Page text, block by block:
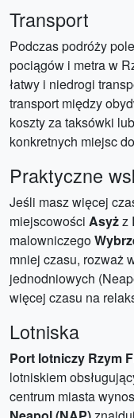
Transport
Podczas podróży
pociągów i metra w
łatwy i niedrogi
transport między
koszty za taksówki
konkretnych miejsc
Praktyczne
Jeśli masz więcej
miejscowości Asyżz
malowniczego
mniej czasu, rozważ
jednodniowych
więcej czasu na
Lotniska
Port lotniczy Rzym
lotniskiem
centrum miasta